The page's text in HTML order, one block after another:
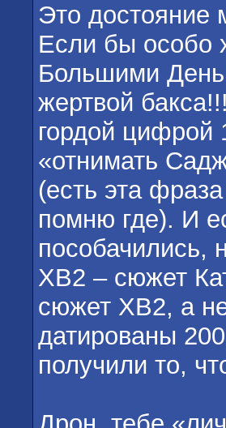
Это достояние
Если бы особо
Большими
жертвой
гордой цифрой
«отнимать
(есть эта
помню где). И
ХВ2 – сюжет
сюжет ХВ2, а
датированы
получили то,